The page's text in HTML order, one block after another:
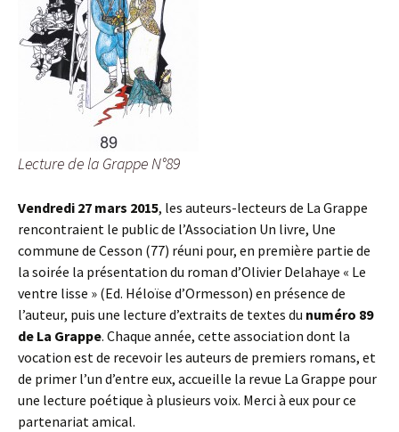
Lecture de la Grappe N°89
Vendredi 27 mars 2015, les auteurs-lecteurs de La Grappe
rencontraient le public de l’Association Un livre, Une
commune de Cesson (77) réuni pour, en première partie de
la soirée la présentation du roman d’Olivier Delahaye « Le
ventre lisse » (Ed. Héloïse d’Ormesson) en présence de
l’auteur, puis une lecture d’extraits de textes du numéro 89
de La Grappe. Chaque année, cette association dont la
vocation est de recevoir les auteurs de premiers romans, et
de primer l’un d’entre eux, accueille la revue La Grappe pour
une lecture poétique à plusieurs voix. Merci à eux pour ce
partenariat amical.